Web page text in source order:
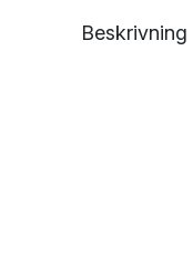
Beskrivning